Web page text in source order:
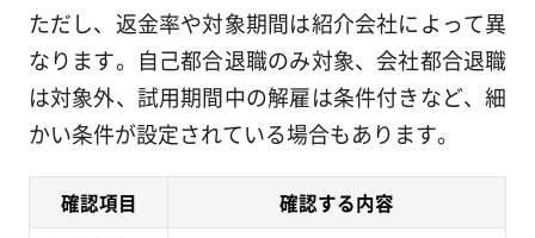
ただし、返金率や対象期間は紹介会社によって異
なります。自己都合退職のみ対象、会社都合退職
は対象外、試用期間中の解雇は条件付きなど、細
かい条件が設定されている場合もあります。
確認項目
確認する内容